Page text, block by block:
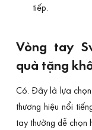
tiếp.
Vòng tay
quà tặng
Có. Đây là lựa
thương hiệu nổi
tay thường dễ chọn